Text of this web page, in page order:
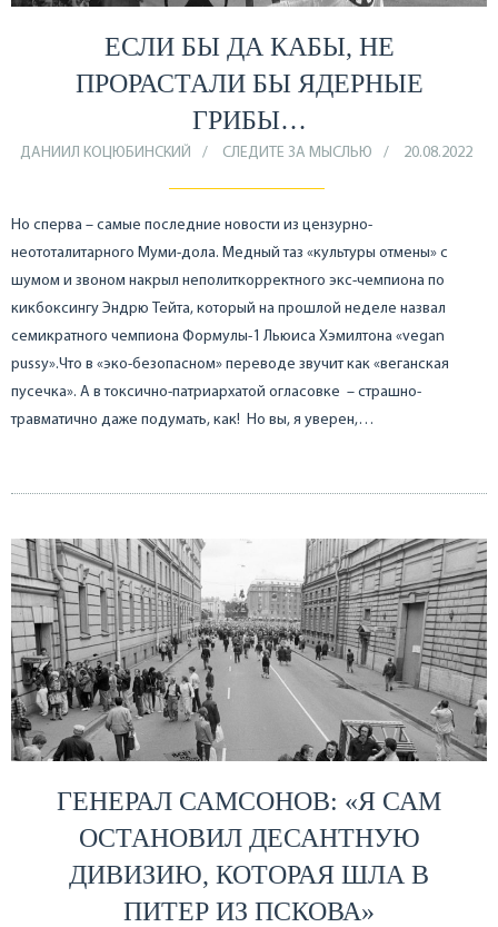
ЕСЛИ БЫ ДА КАБЫ, НЕ
ПРОРАСТАЛИ БЫ ЯДЕРНЫЕ
ГРИБЫ…
ДАНИИЛ КОЦЮБИНСКИЙ СЛЕДИТЕ ЗА МЫСЛЬЮ 20.08.2022
Но сперва – самые последние новости из цензурно-
неототалитарного Муми-дола. Медный таз «культуры отмены» с
шумом и звоном накрыл неполиткорректного экс-чемпиона по
кикбоксингу Эндрю Тейта, который на прошлой неделе назвал
семикратного чемпиона Формулы-1 Льюиса Хэмилтона «vegan
pussy».Что в «эко-безопасном» переводе звучит как «веганская
пусечка». А в токсично-патриархатой огласовке – страшно-
травматично даже подумать, как! Но вы, я уверен,…
ГЕНЕРАЛ САМСОНОВ: «Я САМ
ОСТАНОВИЛ ДЕСАНТНУЮ
ДИВИЗИЮ, КОТОРАЯ ШЛА В
ПИТЕР ИЗ ПСКОВА»